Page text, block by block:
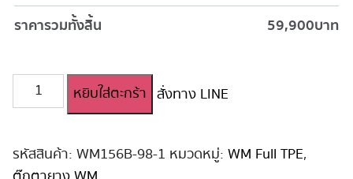
ราคารวมทั้งสิ้น 59,900บาท
จำนวน
ตุ๊กตา
WM
156
หยิบใส่ตะกร้า สั่งทาง LINE
รหัสสินค้า: WM156B-98-1 หมวดหมู่: WM Full TPE,